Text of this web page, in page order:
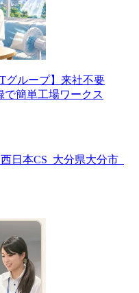
グループ】来社不要
簡単工場ワークス
本CS_大分県大分市_